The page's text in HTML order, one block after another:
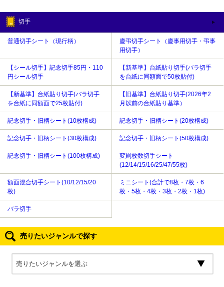
切手
普通切手シート（現行柄）
慶弔切手シート（慶事用切手・弔事
用切手）
【シール切手】記念切手85円・110
円シール切手
【新基準】台紙貼り切手(バラ切手
を台紙に同額面で50枚貼付)
【新基準】台紙貼り切手(バラ切手
を台紙に同額面で25枚貼付)
【旧基準】台紙貼り切手(2026年2
月以前の台紙貼り基準）
記念切手・旧柄シート(10枚構成) 記念切手・旧柄シート(20枚構成)
記念切手・旧柄シート(30枚構成) 記念切手・旧柄シート(50枚構成)
記念切手・旧柄シート(100枚構成)
変則枚数切手シート
(12/14/15/16/25/47/55枚)
額面混合切手シート(10/12/15/20
枚)
ミニシート(合計で8枚・7枚・6
枚・5枚・4枚・3枚・2枚・1枚)
バラ切手
売りたいジャンルで探す